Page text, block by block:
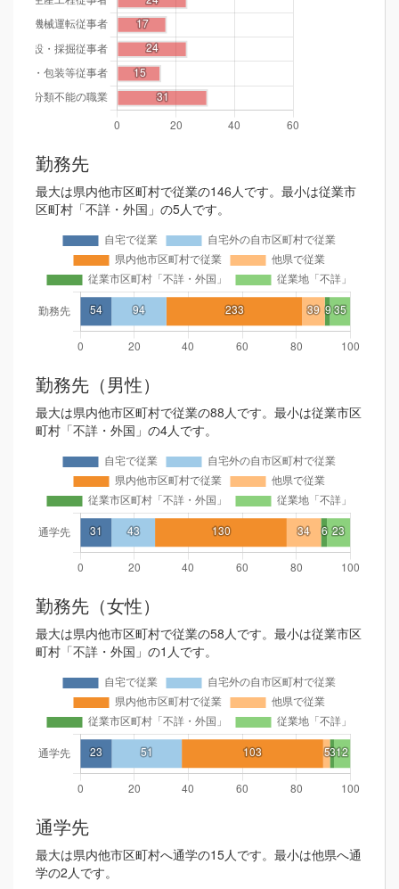
勤務先
最大は県内他市区町村で従業の146人です。最小は従業市
区町村「不詳・外国」の5人です。
勤務先（男性）
最大は県内他市区町村で従業の88人です。最小は従業市区
町村「不詳・外国」の4人です。
勤務先（女性）
最大は県内他市区町村で従業の58人です。最小は従業市区
町村「不詳・外国」の1人です。
通学先
最大は県内他市区町村へ通学の15人です。最小は他県へ通
学の2人です。